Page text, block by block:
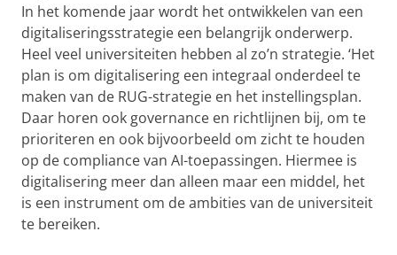
In het komende jaar wordt het ontwikkelen van een
digitaliseringsstrategie een belangrijk onderwerp.
Heel veel universiteiten hebben al zo’n strategie. ‘Het
plan is om digitalisering een integraal onderdeel te
maken van de RUG-strategie en het instellingsplan.
Daar horen ook governance en richtlijnen bij, om te
prioriteren en ook bijvoorbeeld om zicht te houden
op de compliance van AI-toepassingen. Hiermee is
digitalisering meer dan alleen maar een middel, het
is een instrument om de ambities van de universiteit
te bereiken.